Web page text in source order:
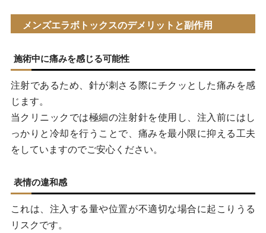
メンズエラボトックスのデメリットと副作用
施術中に痛みを感じる可能性
注射であるため、針が刺さる際にチクッとした痛みを感
じます。
当クリニックでは極細の注射針を使用し、注入前にはし
っかりと冷却を行うことで、痛みを最小限に抑える工夫
をしていますのでご安心ください。
表情の違和感
これは、注入する量や位置が不適切な場合に起こりうる
リスクです。